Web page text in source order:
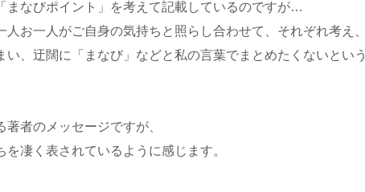
まなびポイント」を考えて記載しているのですが…
お一人がご自身の気持ちと照らし合わせて、それぞれ考え、
、迂闊に「まなび」などと私の言葉でまとめたくないという
者のメッセージですが、
凄く表されているように感じます。